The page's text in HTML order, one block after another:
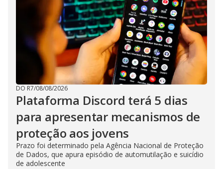
DO R7/08/08/2026
Plataforma Discord terá 5 dias
para apresentar mecanismos de
proteção aos jovens
Prazo foi determinado pela Agência Nacional de Proteção
de Dados, que apura episódio de automutilação e suicídio
de adolescente